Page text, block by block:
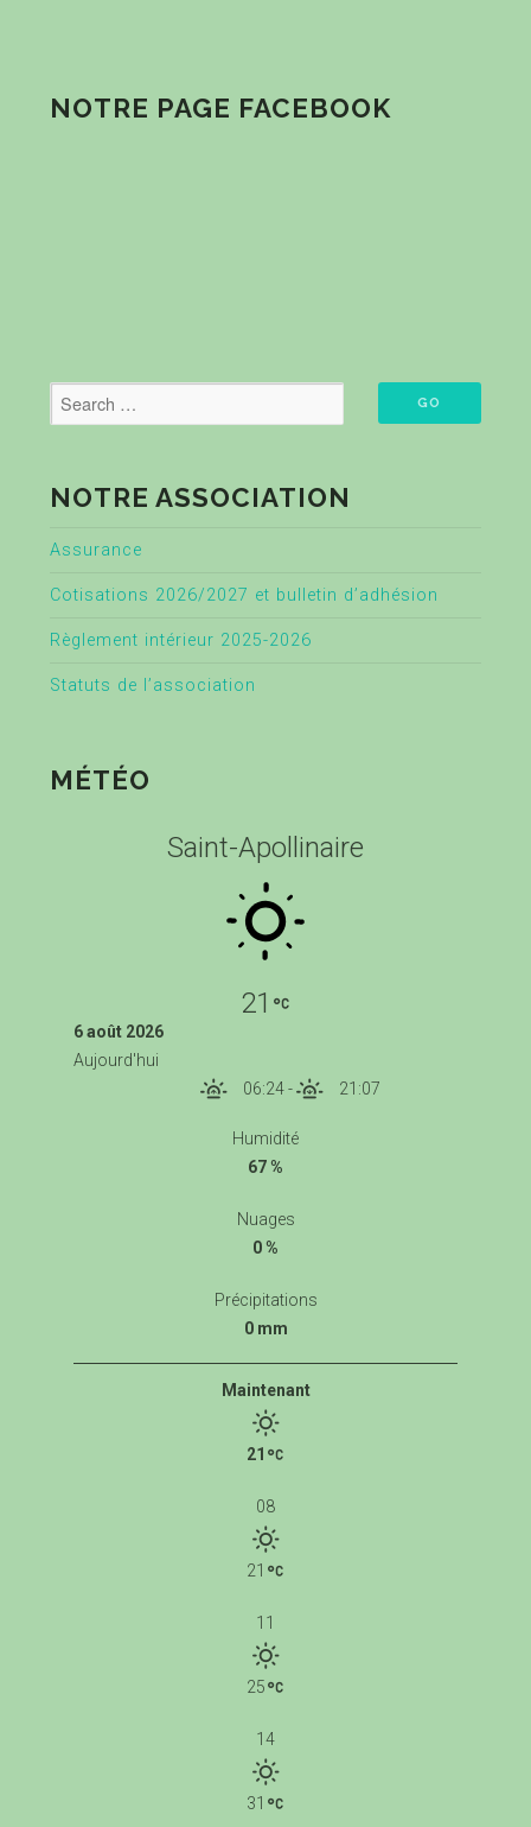
NOTRE PAGE FACEBOOK
NOTRE ASSOCIATION
Assurance
Cotisations 2026/2027 et bulletin d’adhésion
Règlement intérieur 2025-2026
Statuts de l’association
MÉTÉO
Saint-Apollinaire
21
6 août 2026
Aujourd'hui
06:24- 21:07
Humidité
67 %
Nuages
0 %
Précipitations
0 mm
Maintenant
21
08
21
11
25
14
31